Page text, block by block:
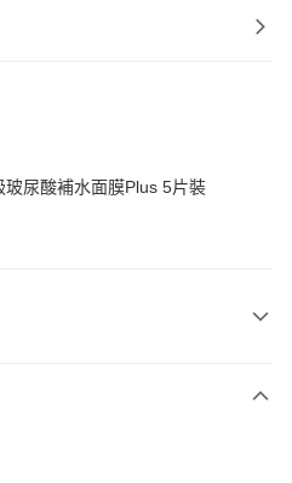
尿酸補水面膜Plus 5片裝